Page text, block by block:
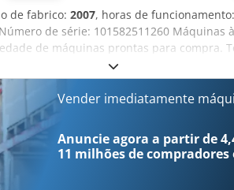
de fabrico: 2007, horas de funcionamento:
de série: 101582511260 Máquinas
de máquinas prontas para compra.
vontade para nos ligar ou enviar um e-
revisadas e verificadas quanto à
Estamos disponíveis para o
Descubra a nossa ampla gama de
Vender imediatamente
Anuncie agora a partir de
11 milhões de compradores